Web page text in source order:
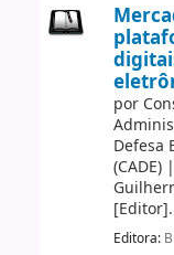
por
Defesa
(CADE)|
[Editor].
Editora: